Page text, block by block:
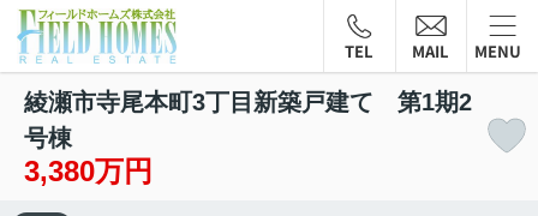
TEL MAIL MENU
綾瀬市寺尾本町3丁目新築戸建て 第1期2
号棟
3,380万円